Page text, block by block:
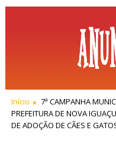
Início
7ª CAMPANHA
PREFEITURA DE NOVA
DE ADOÇÃO DE CÃES E